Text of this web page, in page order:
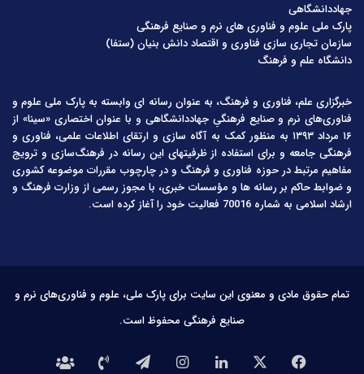
جهاددانشگاهی
پارک ملی علوم و فناوری های نرم و صنایع فرهنگی
سازمان تجاری سازی فناوری و اقتصاد دانش بنیان (ستفا)
دانشگاه علم و فرهنگ
خبرگزاری علم، فناوری و فرهنگ، به عنوان رسانه ای وابسته به پارک ملی علوم و
فناوری‌های نرم و صنایع فرهنگیِ جهاددانشگاهی و با عنوان اختصاری «سینا» از
۱۶ مرداد ۱۳۹۳ به منظور کمک به آگاه سازی و ارتقای اطلاعات علمی، فناوری و
فرهنگی جامعه و برای استفاده از ظرفیتهای این رسانه در فرهنگ‌سازی و ترویج
مفاهیم مرتبط در حوزه فناوری و فرهنگ و در چارچوب مقررات موضوعه کشوری
و ضوابط حاکم بر رسانه ها و مؤسسات خبری، با مجوز رسمی از وزارت فرهنگ و
ارشاد اسلامی به شماره 70016 فعالیت خود را آغاز کرده است.
تمام حقوق مادی و معنوی این سایت برای پارک ملی، علوم و فناوری‌های نرم و
صنایع فرهنگی محفوظ است.
فیس لینکدیناینستاگرامتلگرامتماس درباره